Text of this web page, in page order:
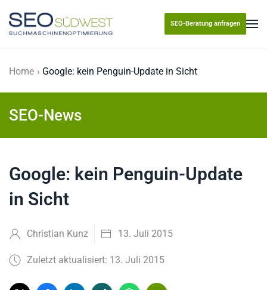
Skip to main content
SEO-Beratung anfragen
Home Google: kein Penguin-Update in Sicht
SEO-News
Google: kein Penguin-Update
in Sicht
Christian Kunz 13. Juli 2015
Zuletzt aktualisiert: 13. Juli 2015